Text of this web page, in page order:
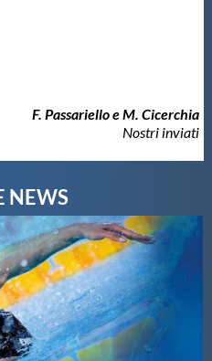
F. Passariello e M. Cicerchia
Nostri inviati